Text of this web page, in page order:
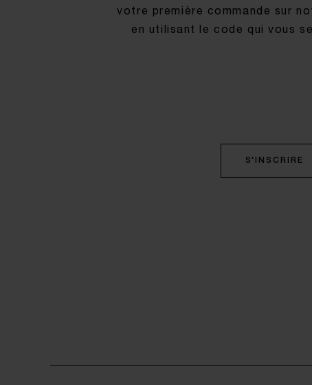
votre première commande sur
en utilisant le code qui vous
S'INSCRIRE